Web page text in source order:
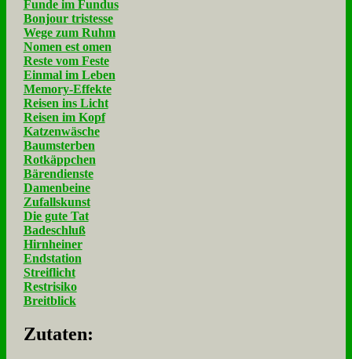
Funde im Fundus
Bonjour tristesse
Wege zum Ruhm
Nomen est omen
Reste vom Feste
Einmal im Leben
Memory-Effekte
Reisen ins Licht
Reisen im Kopf
Katzenwäsche
Baumsterben
Rotkäppchen
Bärendienste
Damenbeine
Zufallskunst
Die gute Tat
Badeschluß
Hirnheiner
Endstation
Streiflicht
Restrisiko
Breitblick
Zu­ta­ten: